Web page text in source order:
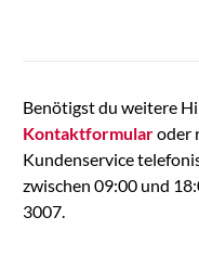
Benötigst du weitere
Kontaktformularoder
Kundenservice
zwischen 09:00 und
3007.